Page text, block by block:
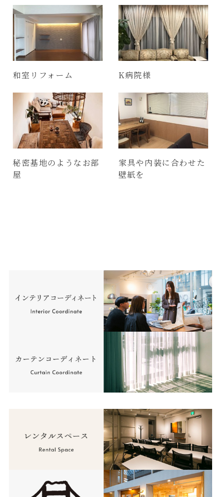
和室リフォーム K病院様
秘密基地のようなお部
屋
家具や内装に合わせた
壁紙を